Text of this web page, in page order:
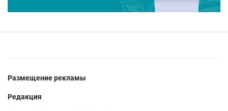
Размещение рекламы
Редакция